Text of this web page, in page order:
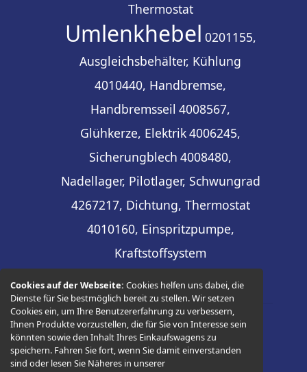
Cookies auf der Webseite:Cookies helfen uns dabei, die
Dienste für Sie bestmöglich bereit zu stellen. Wir setzen
Cookies ein, um Ihre Benutzererfahrung zu verbessern,
Ihnen Produkte vorzustellen, die für Sie von Interesse sein
könnten sowie den Inhalt Ihres Einkaufswagens zu
speichern. Fahren Sie fort, wenn Sie damit einverstanden
sind oder lesen Sie Näheres in unserer
Thermostat
Umlenkhebel 0201155,
Ausgleichsbehälter, Kühlung
4010440, Handbremse,
Handbremsseil 4008567,
Glühkerze, Elektrik4006245,
Sicherungblech 4008480,
Nadellager, Pilotlager, Schwungrad
4267217, Dichtung, Thermostat
4010160, Einspritzpumpe,
Kraftstoffsystem
© 2026 -Thüringer Ersatzteilhandel